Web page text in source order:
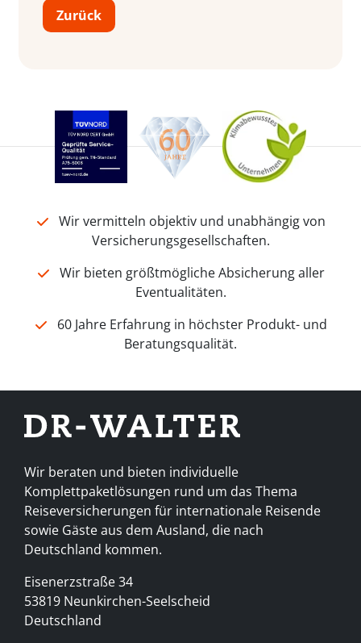
Zurück
Wir vermitteln objektiv und unabhängig von
Versicherungsgesellschaften.
Wir bieten größtmögliche Absicherung aller
Eventualitäten.
60 Jahre Erfahrung in höchster Produkt- und
Beratungsqualität.
Wir beraten und bieten individuelle
Komplettpaketlösungen rund um das Thema
Reiseversicherungen für internationale Reisende
sowie Gäste aus dem Ausland, die nach
Deutschland kommen.
Eisenerzstraße 34
53819 Neunkirchen-Seelscheid
Deutschland